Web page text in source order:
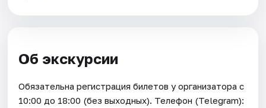
Об экскурсии
Обязательна регистрация билетов у организатора c
10:00 до 18:00 (без выходных). Телефон (Telegram):